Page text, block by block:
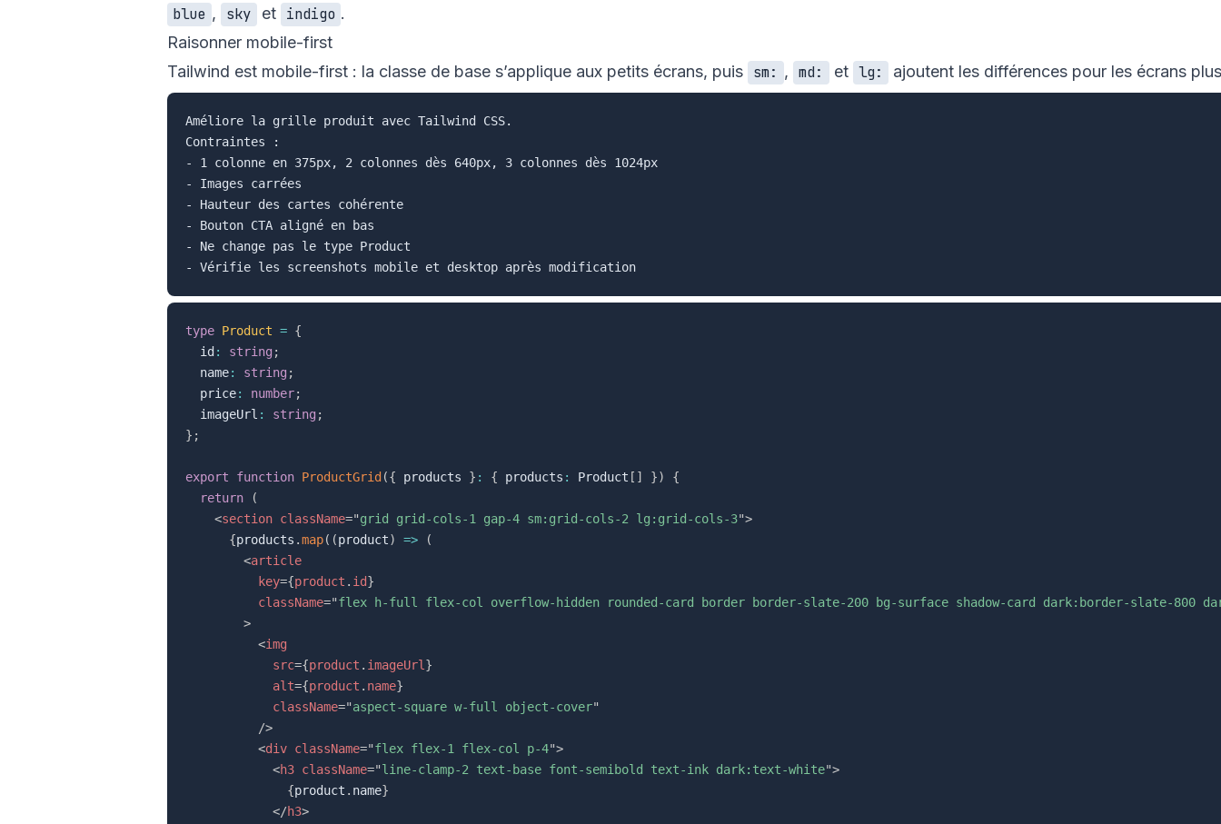
blue , sky et indigo .
Raisonner mobile-first
Tailwind est mobile-first : la classe de base s’applique aux petits écrans, puis sm: , md: et lg: ajoutent les différences pour les écrans
Améliore la grille produit avec Tailwind CSS.
Contraintes :
- 1 colonne en 375px, 2 colonnes dès 640px, 3 colonnes dès 1024px
- Images carrées
- Hauteur des cartes cohérente
- Bouton CTA aligné en bas
- Ne change pas le type Product
type Product = {
  id
: string ;
  name
: string ;
  price
: number;
  imageUrl
: string ;
} ;
export function ProductGrid ({ products } : { products : Product [ ] })
{
return
(
<section className="grid grid-cols-1 gap-4 sm:grid-cols-2 lg:grid-cols-3">
{products .map( (product) =>
(
<article
key={product . id}
className="flex h-full flex-col overflow-hidden rounded-card border border-slate-200 bg-surface shadow-card dark:border-slate-800
>
<img
src={product . imageUrl}
alt={product . name}
className="aspect-square w-full object-cover"
/>
<div className="flex flex-1 flex-col p-4">
<h3 className="line-clamp-2 text-base font-semibold text-ink dark:text-white">
{product . name}
</h3>